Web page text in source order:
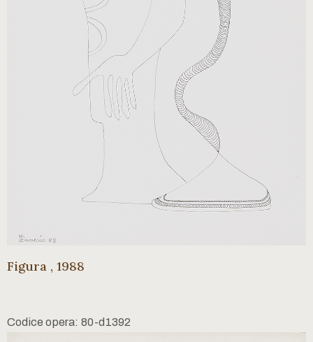
Figura , 1988
Codice opera: 80-d1392